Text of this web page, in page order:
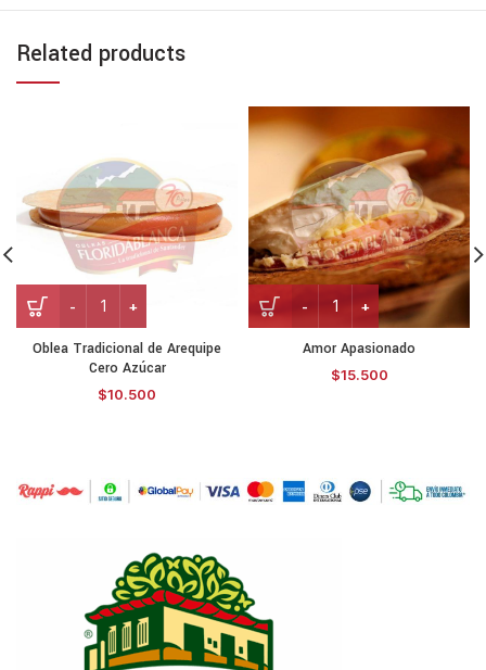
Related products
Oblea Tradicional de Arequipe
Cero Azúcar
$10.500
Amor Apasionado
$15.500